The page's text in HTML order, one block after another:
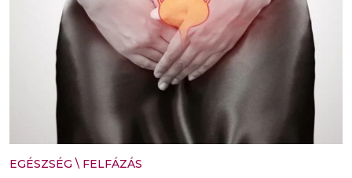
EGÉSZSÉG \ FELFÁZÁS